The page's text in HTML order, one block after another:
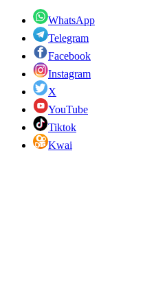
WhatsApp
Telegram
Facebook
Instagram
X
YouTube
Tiktok
Kwai